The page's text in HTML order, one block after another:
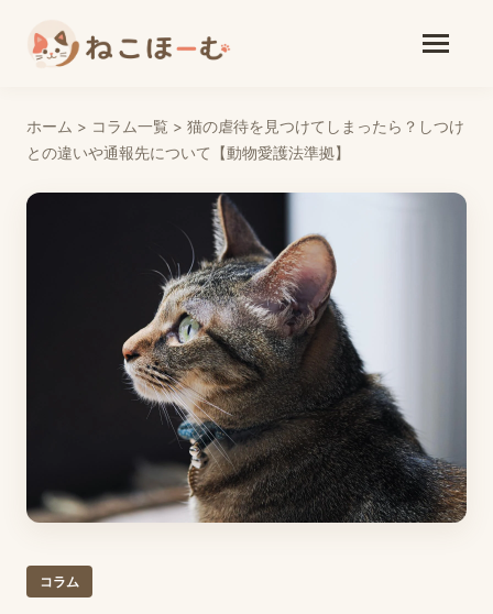
ホーム > コラム一覧 > 猫の虐待を見つけてしまったら？しつけ
との違いや通報先について【動物愛護法準拠】
コラム